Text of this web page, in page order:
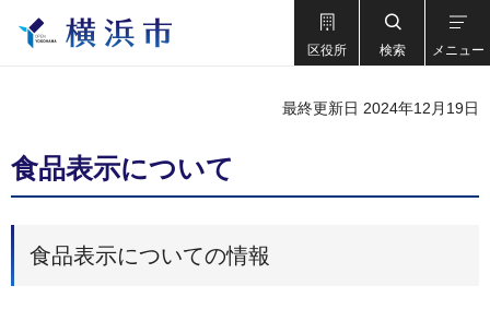
区役所 検索 メニュー
最終更新日 2024年12月19日
食品表示について
食品表示についての情報